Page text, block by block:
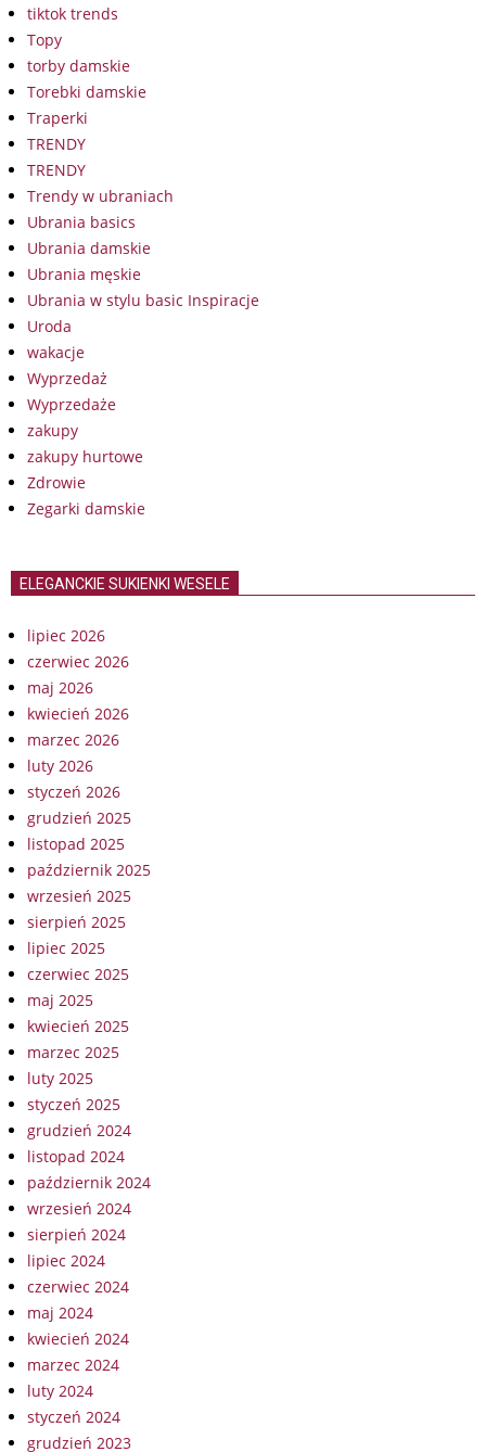
tiktok trends
Topy
torby damskie
Torebki damskie
Traperki
TRENDY
TRENDY
Trendy w ubraniach
Ubrania basics
Ubrania damskie
Ubrania męskie
Ubrania w stylu basic Inspiracje
Uroda
wakacje
Wyprzedaż
Wyprzedaże
zakupy
zakupy hurtowe
Zdrowie
Zegarki damskie
ELEGANCKIE SUKIENKI WESELE
lipiec 2026
czerwiec 2026
maj 2026
kwiecień 2026
marzec 2026
luty 2026
styczeń 2026
grudzień 2025
listopad 2025
październik 2025
wrzesień 2025
sierpień 2025
lipiec 2025
czerwiec 2025
maj 2025
kwiecień 2025
marzec 2025
luty 2025
styczeń 2025
grudzień 2024
listopad 2024
październik 2024
wrzesień 2024
sierpień 2024
lipiec 2024
czerwiec 2024
maj 2024
kwiecień 2024
marzec 2024
luty 2024
styczeń 2024
grudzień 2023